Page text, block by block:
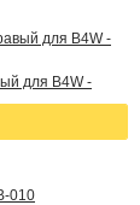
для B4W -